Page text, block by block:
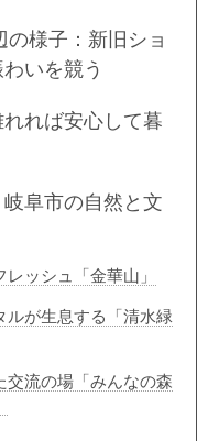
様子：新旧ショ
いを競う
れば安心して暮
阜市の自然と文
ッシュ「金華山」
が生息する「清水緑
流の場「みんなの森